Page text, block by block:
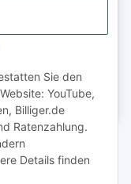
Sie den
YouTube,
Billiger.de
Ratenzahlung.
Details finden